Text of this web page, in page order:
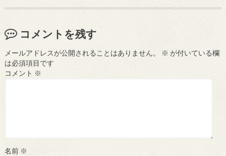
コメントを残す
メールアドレスが公開されることはありません。 ※ が付いている欄
は必須項目です
コメント ※
名前 ※